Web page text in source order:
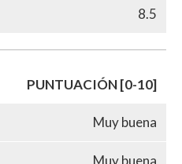
8.5
PUNTUACIÓN [0-10]
Muy buena
Muy buena